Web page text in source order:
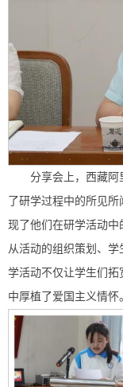
分享会上，西藏阿
了研学过程中的所见
现了他们在研学活动
从活动的组织策划、
学活动不仅让学生们
中厚植了爱国主义情怀